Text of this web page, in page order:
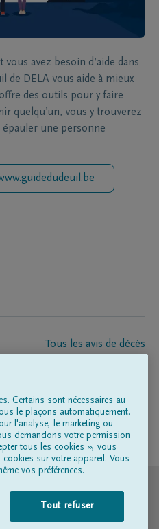
avez besoin d’aide dans
de DELA vous aide à mieux
des outils pour y faire
quelqu’un, vous y trouverez
épauler une personne
Tous les avis de décès
de pompes funèbres
d'utilisation
Certains sont nécessaires au
le plaçons automatiquement.
l'analyse, le marketing ou
demandons votre permission
tous les cookies », vous
sur votre appareil. Vous
vos préférences.
Tout refuser